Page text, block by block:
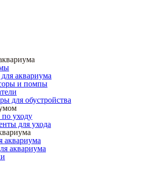
аквариума
и помпы
для обустройства
по уходу
для ухода
аквариума
аквариума